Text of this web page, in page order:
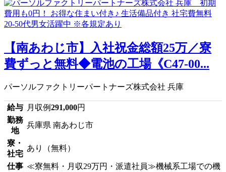
【南あわじ市】入社祝金総額25万／寮
費ずっと無料◆電池の工場《C47-00...
パーソルファクトリーパートナーズ株式会社 兵庫
給与 月収例291,000円
勤務
地
兵庫県 南あわじ市
寮・
社宅
あり（無料）
仕事 ≪寮無料・月収29万円・派遣社員≫機械系工場での機